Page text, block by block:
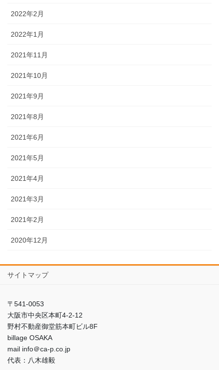
2022年2月
2022年1月
2021年11月
2021年10月
2021年9月
2021年8月
2021年6月
2021年5月
2021年4月
2021年3月
2021年2月
2020年12月
サイトマップ
〒541-0053
大阪市中央区本町4-2-12
野村不動産御堂筋本町ビル8F
billage OSAKA
mail info＠ca-p.co.jp
代表：八木雄毅